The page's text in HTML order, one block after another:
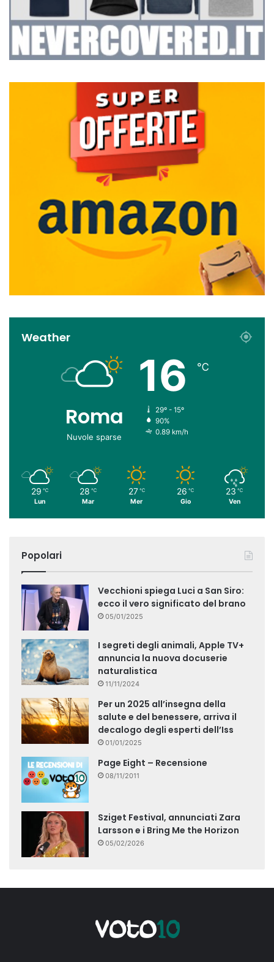
Weather
Roma
Nuvole sparse
16 ℃
29º - 15º
90%
0.89 km/h
29 ℃
Lun
28 ℃
Mar
27 ℃
Mer
26 ℃
Gio
23 ℃
Ven
Popolari
Vecchioni spiega Luci a San Siro:
ecco il vero significato del brano
05/01/2025
I segreti degli animali, Apple TV+
annuncia la nuova docuserie
naturalistica
11/11/2024
Per un 2025 all’insegna della
salute e del benessere, arriva il
decalogo degli esperti dell’Iss
01/01/2025
Page Eight – Recensione
08/11/2011
Sziget Festival, annunciati Zara
Larsson e i Bring Me the Horizon
05/02/2026